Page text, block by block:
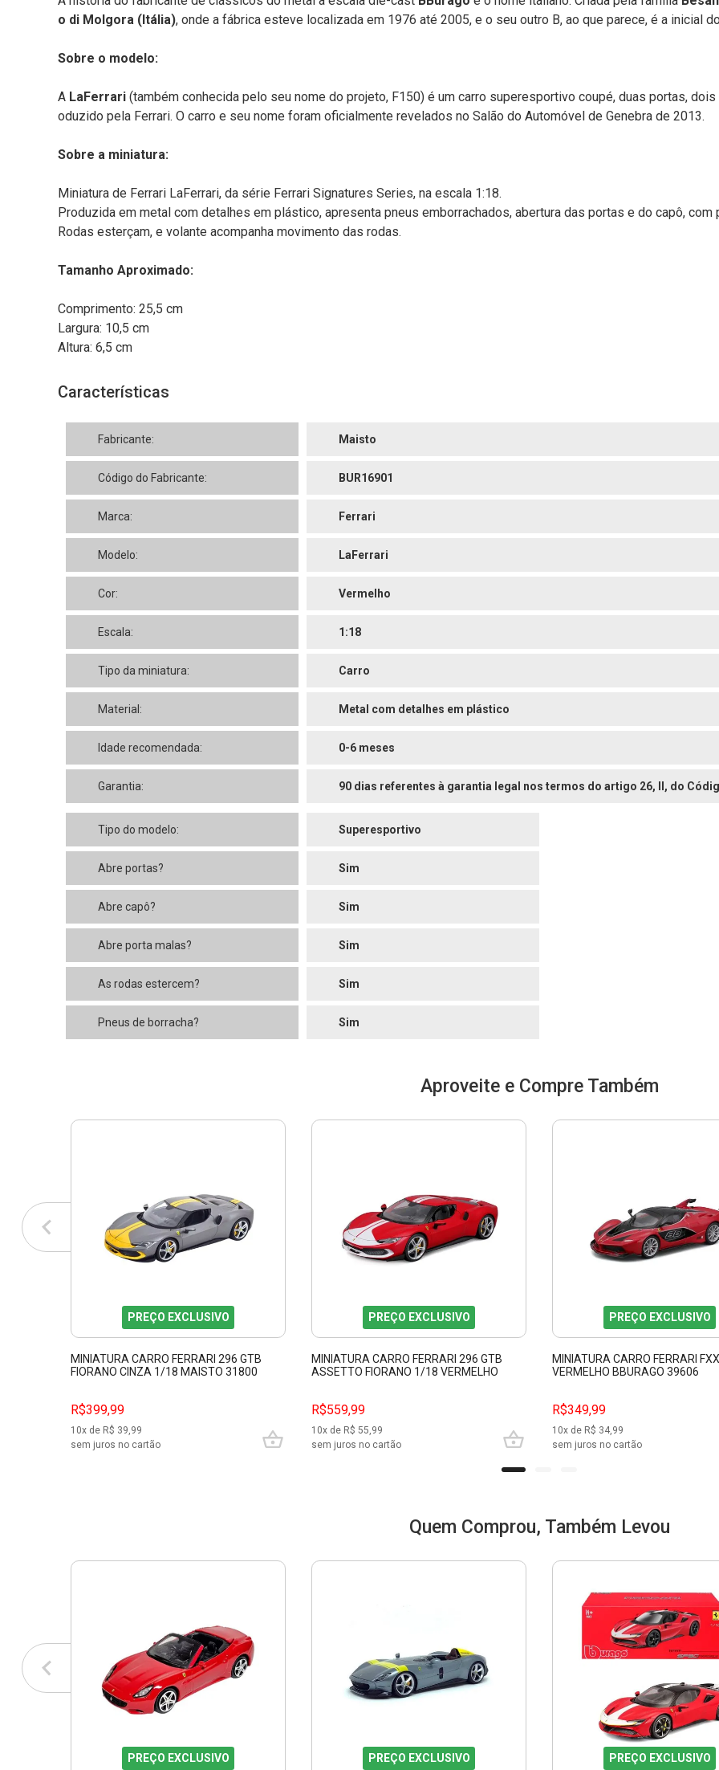
o di Molgora (Itália), onde a fábrica esteve localizada em 1976 até 2005, e o seu outro B, ao que parece, é a inicial
Sobre o modelo:
A LaFerrari (também conhecida pelo seu nome do projeto, F150) é um carro superesportivo coupé, duas portas,
oduzido pela Ferrari. O carro e seu nome foram oficialmente revelados no Salão do Automóvel de Genebra de 2013.
Sobre a miniatura:
Miniatura de Ferrari LaFerrari, da série Ferrari Signatures Series, na escala 1:18.
Produzida em metal com detalhes em plástico, apresenta pneus emborrachados, abertura das portas e do capô, com
Rodas esterçam, e volante acompanha movimento das rodas.
Tamanho Aproximado:
Comprimento: 25,5 cm
Largura: 10,5 cm
Altura: 6,5 cm
Características
Fabricante: Maisto
Código do Fabricante: BUR16901
Marca: Ferrari
Modelo: LaFerrari
Cor: Vermelho
Escala: 1:18
Tipo da miniatura: Carro
Material: Metal com detalhes em plástico
Idade recomendada: 0-6 meses
Garantia: 90 dias referentes à garantia legal nos termos do artigo 26, II, do
Tipo do modelo: Superesportivo
Abre portas? Sim
Abre capô? Sim
Abre porta malas? Sim
As rodas estercem? Sim
Pneus de borracha? Sim
Aproveite e Compre Também
PREÇO EXCLUSIVO
MINIATURA CARRO FERRARI 296 GTB
FIORANO CINZA 1/18 MAISTO 31800
R$399,99
10x de R$ 39,99
sem juros no cartão
PREÇO EXCLUSIVO
MINIATURA CARRO FERRARI 296 GTB
ASSETTO FIORANO 1/18 VERMELHO
R$559,99
10x de R$ 55,99
sem juros no cartão
PREÇO EXCLUSIVO
MINIATURA CARRO FERRARI
VERMELHO BBURAGO 39606
R$349,99
10x de R$ 34,99
sem juros no cartão
Quem Comprou, Também Levou
PREÇO EXCLUSIVO PREÇO EXCLUSIVO PREÇO EXCLUSIVO